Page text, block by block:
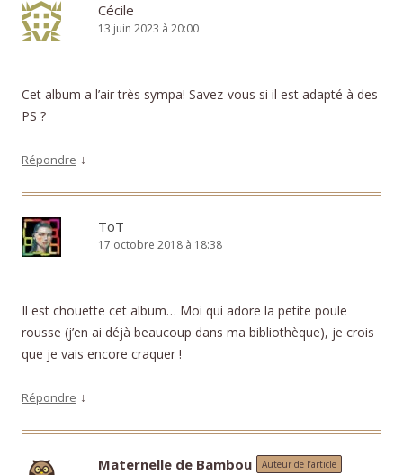
Cécile
13 juin 2023 à 20:00
Cet album a l’air très sympa! Savez-vous si il est adapté à des
PS ?
Répondre ↓
ToT
17 octobre 2018 à 18:38
Il est chouette cet album… Moi qui adore la petite poule
rousse (j’en ai déjà beaucoup dans ma bibliothèque), je crois
que je vais encore craquer !
Répondre ↓
Maternelle de Bambou Auteur de l’article